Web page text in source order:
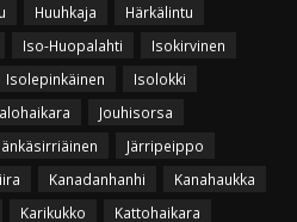
Huuhkaja
Härkälintu
Iso-Huopalahti
Isokirvinen
Isolepinkäinen
Isolokki
Jouhisorsa
Jänkäsirriäinen
Järripeippo
Kanadanhanhi
Kanahaukka
Karikukko
Kattohaikara